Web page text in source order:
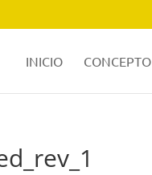
INICIO CONCEPTO